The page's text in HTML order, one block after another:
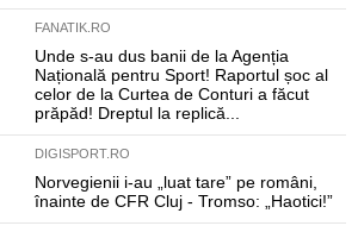
FANATIK.RO
Unde s-au dus banii de la Agenția
Națională pentru Sport! Raportul șoc al
celor de la Curtea de Conturi a făcut
prăpăd! Dreptul la replică...
DIGISPORT.RO
Norvegienii i-au „luat tare” pe români,
înainte de CFR Cluj - Tromso: „Haotici!”